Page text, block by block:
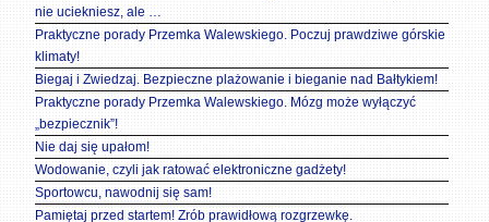
nie uciekniesz, ale …
Praktyczne porady Przemka Walewskiego. Poczuj prawdziwe górskie
klimaty!
Biegaj i Zwiedzaj. Bezpieczne plażowanie i bieganie nad Bałtykiem!
Praktyczne porady Przemka Walewskiego. Mózg może wyłączyć
„bezpiecznik”!
Nie daj się upałom!
Wodowanie, czyli jak ratować elektroniczne gadżety!
Sportowcu, nawodnij się sam!
Pamiętaj przed startem! Zrób prawidłową rozgrzewkę.